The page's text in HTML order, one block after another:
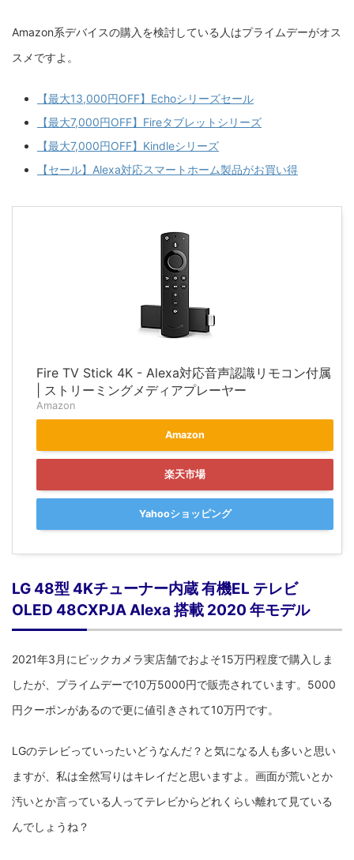
Amazon系デバイスの購入を検討している人はプライムデーがオス
スメですよ。
【最大13,000円OFF】Echoシリーズセール
【最大7,000円OFF】Fireタブレットシリーズ
【最大7,000円OFF】Kindleシリーズ
【セール】Alexa対応スマートホーム製品がお買い得
Fire TV Stick 4K - Alexa対応音声認識リモコン付属
| ストリーミングメディアプレーヤー
Amazon
Amazon
楽天市場
Yahooショッピング
LG 48型 4Kチューナー内蔵 有機EL テレビ
OLED 48CXPJA Alexa 搭載 2020 年モデル
2021年3月にビックカメラ実店舗でおよそ15万円程度で購入しま
したが、プライムデーで10万5000円で販売されています。5000
円クーポンがあるので更に値引きされて10万円です。
LGのテレビっていったいどうなんだ？と気になる人も多いと思い
ますが、私は全然写りはキレイだと思いますよ。画面が荒いとか
汚いとか言っている人ってテレビからどれくらい離れて見ている
んでしょうね？